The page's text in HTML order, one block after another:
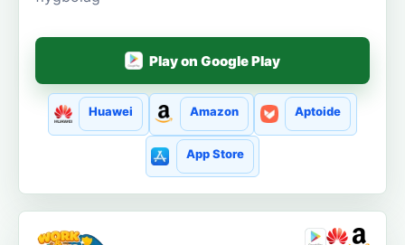
Play on Google Play
Huawei Amazon Aptoide
App Store